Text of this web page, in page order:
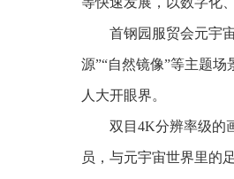
首钢园服贸会元宇
源”“自然镜像”等主题
人大开眼界。
双目4K分辨率级的
员，与元宇宙世界里的